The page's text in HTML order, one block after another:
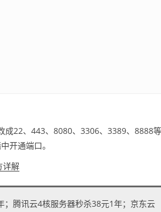
成22、443、8080、3306、3389、8888等
开通端口。
详解
腾讯云4核服务器秒杀38元1年；京东云